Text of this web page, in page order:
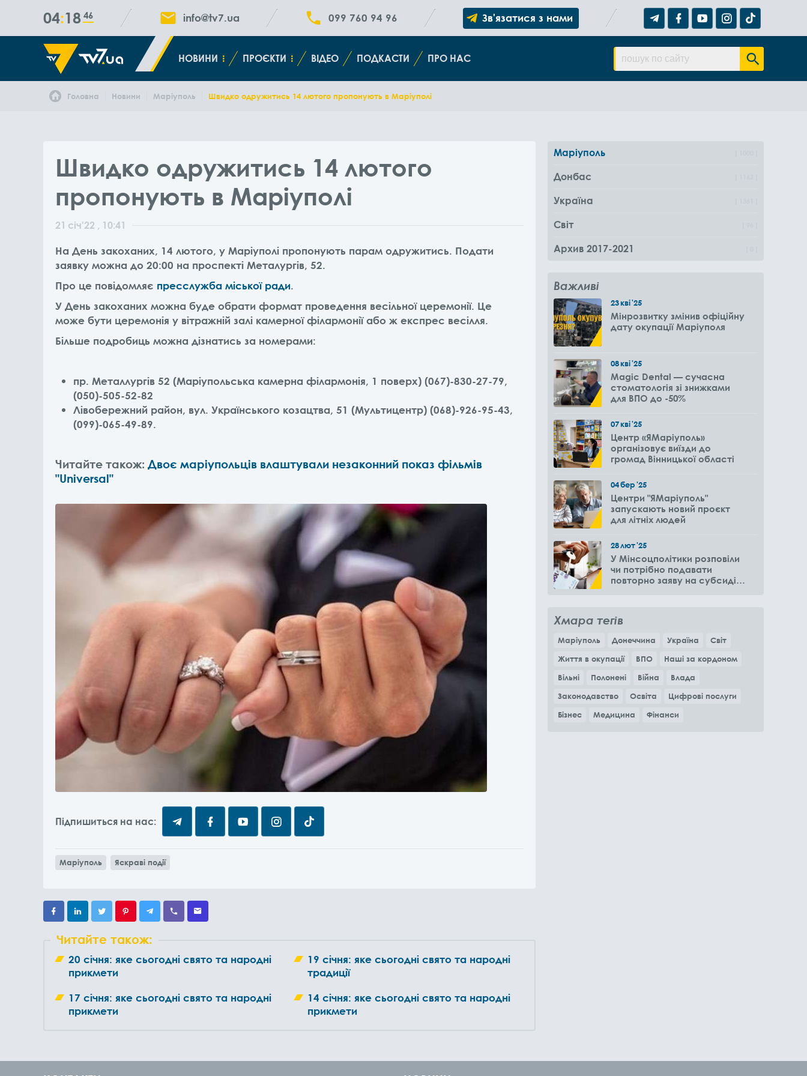
04 18 46 info@tv7.ua 099 760 94 96 Зв'язатися з нами
НОВИНИ ПРОЄКТИ ВІДЕО ПОДКАСТИ ПРО НАС
Головна Новини Маріуполь Швидко одружитись 14 лютого пропонують в Маріуполі
Швидко одружитись 14 лютого
пропонують в Маріуполі
21 січ'22 , 10:41
На День закоханих, 14 лютого, у Маріуполі пропонують парам одружитись. Подати
заявку можна до 20:00 на проспекті Металургів, 52.
Про це повідомляє пресслужба міської ради.
У День закоханих можна буде обрати формат проведення весільної церемонії. Це
може бути церемонія у вітражній залі камерної філармонії або ж експрес весілля.
Більше подробиць можна дізнатись за номерами:
пр. Металлургів 52 (Маріупольська камерна філармонія, 1 поверх) (067)-830-27-79,
(050)-505-52-82
Лівобережний район, вул. Українського козацтва, 51 (Мультицентр) (068)-926-95-43,
(099)-065-49-89.
Читайте також: Двоє маріупольців влаштували незаконний показ фільмів
"Universal"
Підпишиться на нас:
Маріуполь Яскраві події
Читайте також:
20 січня: яке сьогодні свято та народні
прикмети
19 січня: яке сьогодні свято та народні
традиції
17 січня: яке сьогодні свято та народні
прикмети
14 січня: яке сьогодні свято та народні
прикмети
Маріуполь
Донбас
Україна
Світ
Архив 2017-2021
Важливі
23кві'25
Мінрозвитку змінив офіційну
дату окупації Маріуполя
08кві'25
Magic Dental — сучасна
стоматологія зі знижками
для ВПО до -50%
07кві'25
Центр «ЯМаріуполь»
організовує виїзди до
громад Вінницької області
04бер'25
Центри "ЯМаріуполь"
запускають новий проєкт
для літніх людей
28лют'25
У Мінсоцполітики розповіли
чи потрібно подавати
повторно заяву на субсидію
Хмара тегів
Маріуполь Донеччина Україна
Світ
Життя в окупації
ВПО
Наші за кордоном
Вільні
Полонені Війна
Влада
Законодавство
Освіта
Цифрові послуги
Бізнес
Медицина Фінанси